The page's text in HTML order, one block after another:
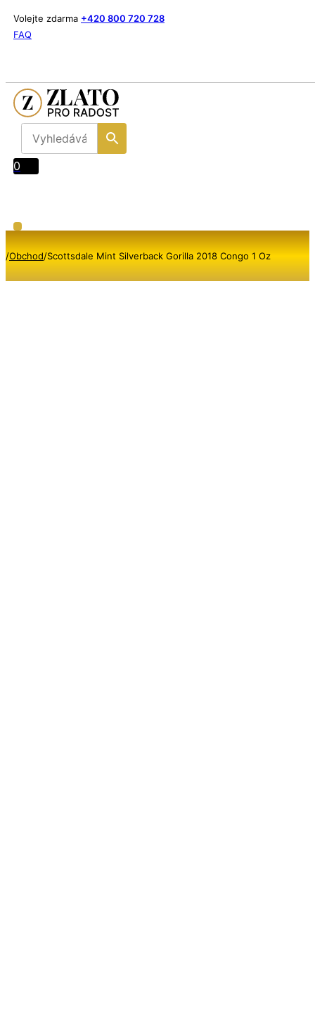
Volejte zdarma +420 800 720 728
FAQ
0
/Obchod/Scottsdale Mint Silverback Gorilla 2018 Congo 1 Oz